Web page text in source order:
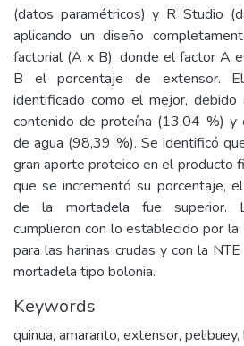
(datos paramétricos) y R Studio
aplicando un diseño
factorial (A x B), donde el factor A
B el porcentaje de extensor.
identificado como el mejor,
contenido de proteína (13,04 %) y
de agua (98,39 %). Se identificó
gran aporte proteico en el producto
que se incrementó su porcentaje,
de la mortadela fue superior.
cumplieron con lo establecido por
para las harinas crudas y con la
mortadela tipo bolonia.
Keywords
quinua, amaranto, extensor, pelibuey,